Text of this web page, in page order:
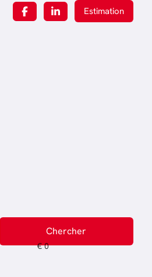
Estimation
Chercher